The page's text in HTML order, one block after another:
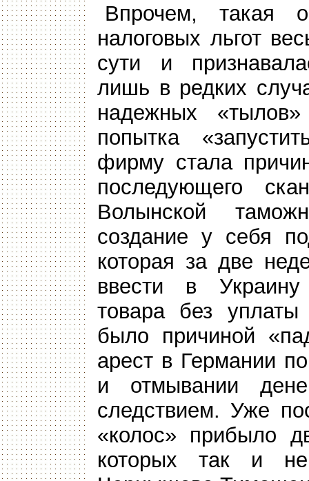
Впрочем, такая
налоговых льгот
сути и
лишь в редких
надежных
попытка
фирму стала
последующего
Волынской
создание у себя
которая за две
ввести в Украину
товара без уплаты
было причиной
арест в Германии
и отмывании
следствием. Уже
«колос» прибыло
которых так и